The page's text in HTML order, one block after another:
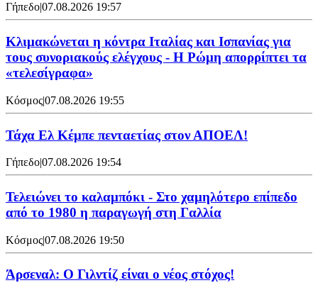
Γήπεδο|07.08.2026 19:57
Κλιμακώνεται η κόντρα Ιταλίας και Ισπανίας για
τους συνοριακούς ελέγχους - Η Ρώμη απορρίπτει τα
«τελεσίγραφα»
Κόσμος|07.08.2026 19:55
Τάχα Ελ Κέμπε πενταετίας στον ΑΠΟΕΛ!
Γήπεδο|07.08.2026 19:54
Τελειώνει το καλαμπόκι - Στο χαμηλότερο επίπεδο
από το 1980 η παραγωγή στη Γαλλία
Κόσμος|07.08.2026 19:50
Άρσεναλ: Ο Γιλντίζ είναι ο νέος στόχος!